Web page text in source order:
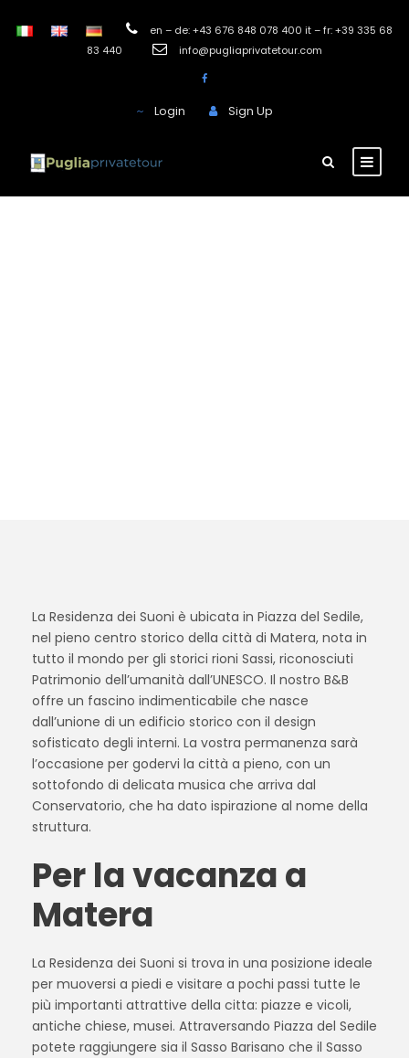
en – de: +43 676 848 078 400 it – fr: +39 335 68
83 440
info@pugliaprivatetour.com
Login Sign Up
La Residenza dei Suoni è ubicata in Piazza del Sedile,
nel pieno centro storico della città di Matera, nota in
tutto il mondo per gli storici rioni Sassi, riconosciuti
Patrimonio dell’umanità dall’UNESCO. Il nostro B&B
offre un fascino indimenticabile che nasce
dall’unione di un edificio storico con il design
sofisticato degli interni. La vostra permanenza sarà
l’occasione per godervi la città a pieno, con un
sottofondo di delicata musica che arriva dal
Conservatorio, che ha dato ispirazione al nome della
struttura.
Per la vacanza a
Matera
La Residenza dei Suoni si trova in una posizione ideale
per muoversi a piedi e visitare a pochi passi tutte le
più importanti attrattive della citta: piazze e vicoli,
antiche chiese, musei. Attraversando Piazza del Sedile
potete raggiungere sia il Sasso Barisano che il Sasso